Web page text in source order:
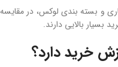
و بسته‌ بندی لوکس، در مقایسه
بسیار بالایی دارند.
خرید دارد؟